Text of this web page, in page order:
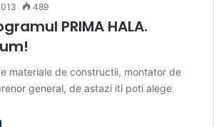
489
PRIMA HALA.
materiale de constructii, montator de
general, de astazi iti poti alege